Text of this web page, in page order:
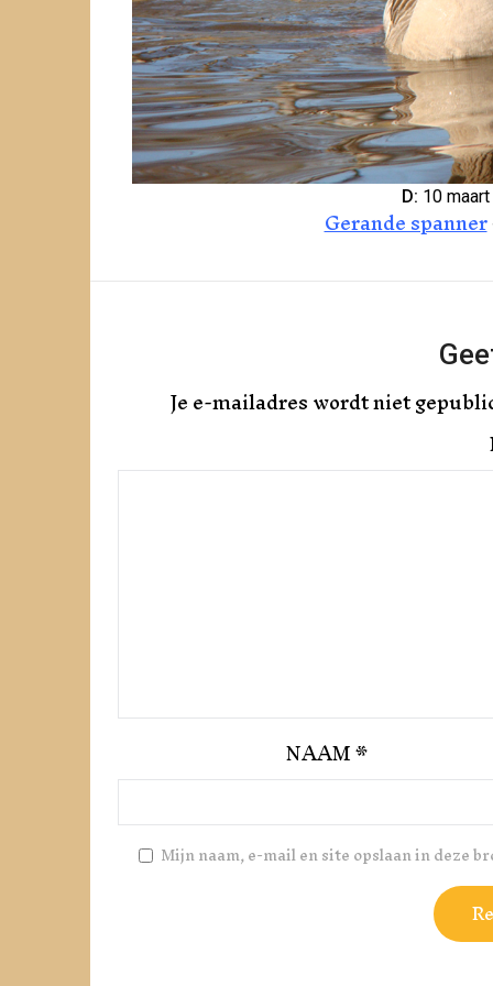
D: 10
Gerande spanner
Je e-mailadres wordt niet
NAAM*
Mijn naam, e-mail en site opslaan in deze